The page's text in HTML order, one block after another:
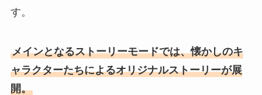
す。
メインとなるストーリーモードでは、懐かしのキ
ャラクターたちによるオリジナルストーリーが展
開。